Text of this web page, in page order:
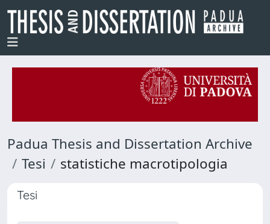
Padua Thesis and Dissertation Archive
Tesi
statistiche macrotipologia
Tesi